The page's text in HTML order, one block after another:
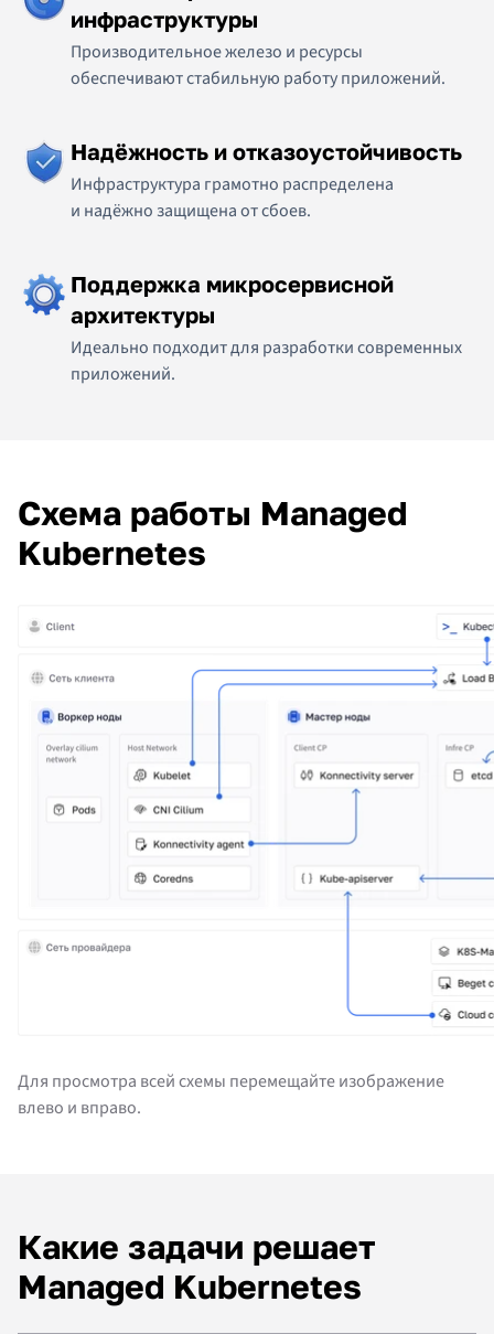
инфраструктуры
Производительное железо и ресурсы
обеспечивают стабильную работу приложений.
Надёжность и отказоустойчивость
Инфраструктура грамотно распределена
и надёжно защищена от сбоев.
Поддержка микросервисной
архитектуры
Идеально подходит для разработки современных
приложений.
Схема работы Managed
Kubernetes
Для просмотра всей схемы перемещайте изображение
влево и вправо.
Какие задачи решает
Managed Kubernetes